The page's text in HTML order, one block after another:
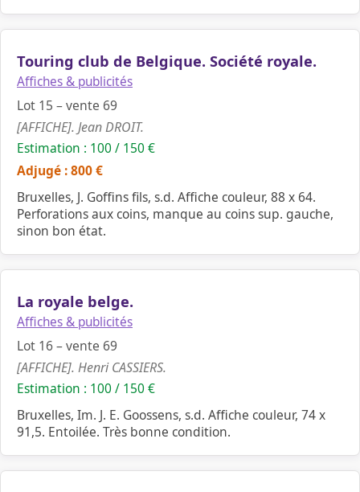
Touring club de Belgique. Société royale.
Affiches & publicités
Lot 15 – vente 69
[AFFICHE]. Jean DROIT.
Estimation : 100 / 150 €
Adjugé : 800 €
Bruxelles, J. Goffins fils, s.d. Affiche couleur, 88 x 64.
Perforations aux coins, manque au coins sup. gauche,
sinon bon état.
La royale belge.
Affiches & publicités
Lot 16 – vente 69
[AFFICHE]. Henri CASSIERS.
Estimation : 100 / 150 €
Bruxelles, Im. J. E. Goossens, s.d. Affiche couleur, 74 x
91,5. Entoilée. Très bonne condition.